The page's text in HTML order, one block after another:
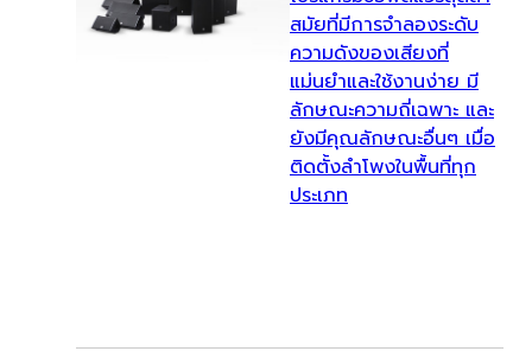
สมัยที่มีการจำลองระดับ
ความดังของเสียงที่
แม่นยำและใช้งานง่าย มี
ลักษณะความถี่เฉพาะ และ
ยังมีคุณลักษณะอื่นๆ เมื่อ
ติดตั้งลำโพงในพื้นที่ทุก
ประเภท